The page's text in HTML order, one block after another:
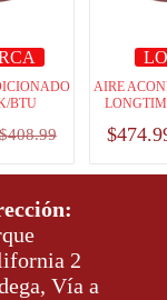
BTU
408.99
AIRE
$
2
Vía a